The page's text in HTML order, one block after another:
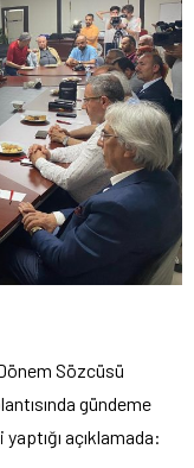
Sözcüsü
gündeme
açıklamada: